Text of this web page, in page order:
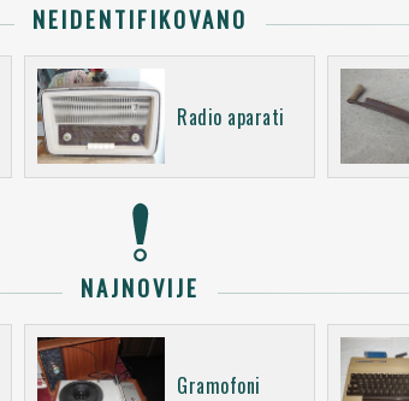
NEIDENTIFIKOVANO
Radio aparati
NAJNOVIJE
Gramofoni